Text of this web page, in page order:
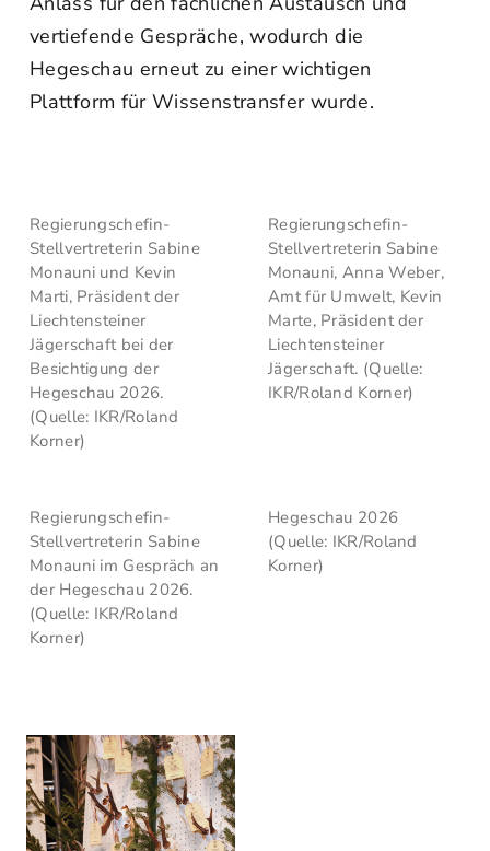
vertiefende Gespräche, wodurch die
Hegeschau erneut zu einer wichtigen
Plattform für Wissenstransfer wurde.
Regierungschefin-
Stellvertreterin Sabine
Monauni und Kevin
Marti, Präsident der
Liechtensteiner
Jägerschaft bei der
Besichtigung der
Hegeschau 2026.
(Quelle: IKR/Roland
Korner)
Regierungschefin-
Stellvertreterin Sabine
Monauni, Anna Weber,
Amt für Umwelt, Kevin
Marte, Präsident der
Liechtensteiner
Jägerschaft. (Quelle:
IKR/Roland Korner)
Regierungschefin-
Stellvertreterin Sabine
Monauni im Gespräch an
der Hegeschau 2026.
(Quelle: IKR/Roland
Korner)
Hegeschau 2026
(Quelle: IKR/Roland
Korner)